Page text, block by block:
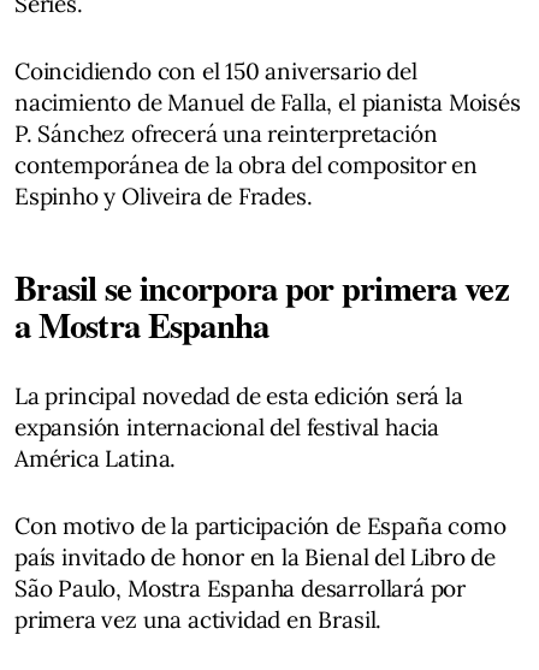
Coincidiendo con el 150 aniversario del
nacimiento de Manuel de Falla, el pianista Moisés
P. Sánchez ofrecerá una reinterpretación
contemporánea de la obra del compositor en
Espinho y Oliveira de Frades.
Brasil se incorpora por primera vez
a Mostra Espanha
La principal novedad de esta edición será la
expansión internacional del festival hacia
América Latina.
Con motivo de la participación de España como
país invitado de honor en la Bienal del Libro de
São Paulo, Mostra Espanha desarrollará por
primera vez una actividad en Brasil.